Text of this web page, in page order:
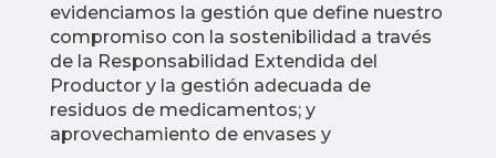
evidenciamos la gestión que define nuestro
compromiso con la sostenibilidad a través
de la Responsabilidad Extendida del
Productor y la gestión adecuada de
residuos de medicamentos; y
aprovechamiento de envases y